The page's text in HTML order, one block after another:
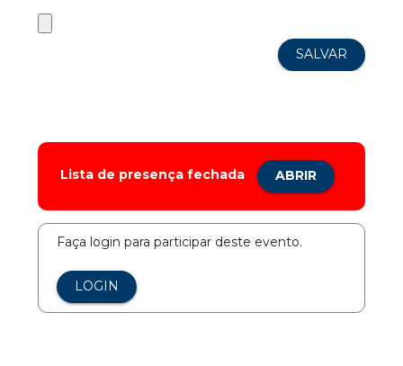
Lista de presença fechada ABRIR
Faça login para participar deste evento.
LOGIN